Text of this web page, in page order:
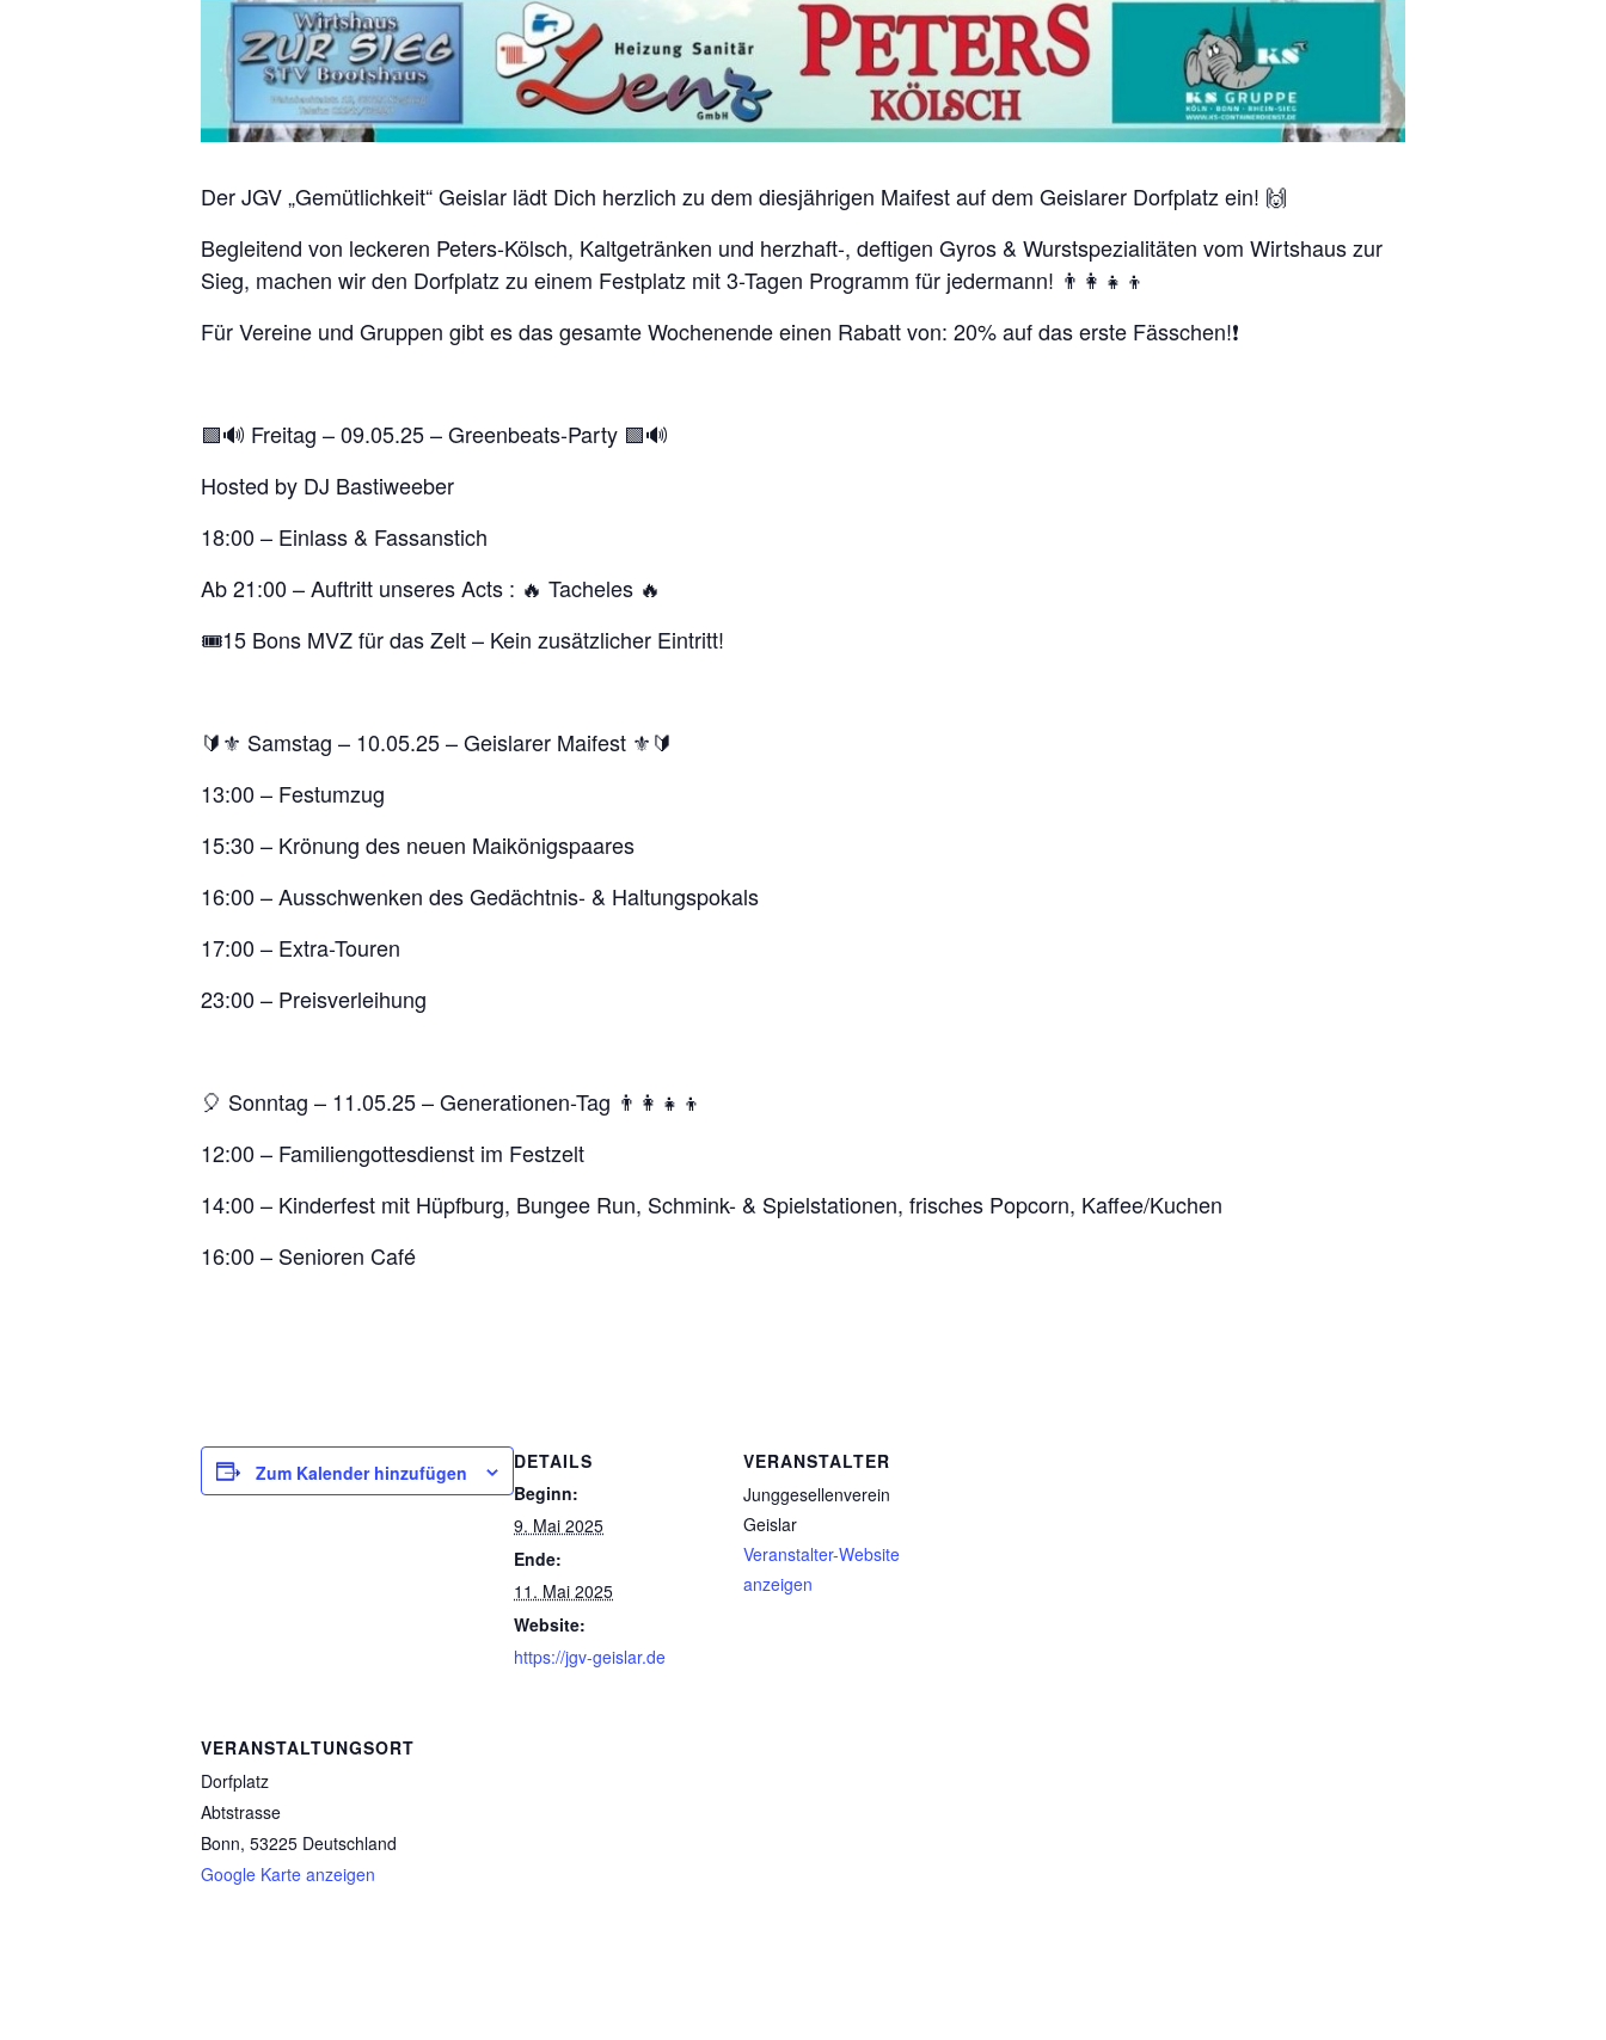
Der JGV „Gemütlichkeit“ Geislar lädt Dich herzlich zu dem diesjährigen Maifest auf dem Geislarer Dorfplatz ein! 🙌
Begleitend von leckeren Peters-Kölsch, Kaltgetränken und herzhaft-, deftigen Gyros & Wurstspezialitäten vom Wirtshaus zur
Sieg, machen wir den Dorfplatz zu einem Festplatz mit 3-Tagen Programm für jedermann! 👨‍👩‍👧‍👦
Für Vereine und Gruppen gibt es das gesamte Wochenende einen Rabatt von: 20% auf das erste Fässchen!❗
🟩🔊 Freitag – 09.05.25 – Greenbeats-Party 🟩🔊
Hosted by DJ Bastiweeber
18:00 – Einlass & Fassanstich
Ab 21:00 – Auftritt unseres Acts : 🔥 Tacheles 🔥
🎟️15 Bons MVZ für das Zelt – Kein zusätzlicher Eintritt!
🔰⚜️ Samstag – 10.05.25 – Geislarer Maifest ⚜️🔰
13:00 – Festumzug
15:30 – Krönung des neuen Maikönigspaares
16:00 – Ausschwenken des Gedächtnis- & Haltungspokals
17:00 – Extra-Touren
23:00 – Preisverleihung
🎈 Sonntag – 11.05.25 – Generationen-Tag 👨‍👩‍👧‍👦
12:00 – Familiengottesdienst im Festzelt
14:00 – Kinderfest mit Hüpfburg, Bungee Run, Schmink- & Spielstationen, frisches Popcorn, Kaffee/Kuchen
16:00 – Senioren Café
Zum Kalender hinzufügen
DETAILS
Beginn:
9. Mai 2025
Ende:
11. Mai 2025
Website:
https://jgv-geislar.de
VERANSTALTER
Junggesellenverein
Geislar
Veranstalter-Website
anzeigen
VERANSTALTUNGSORT
Dorfplatz
Abtstrasse
Bonn, 53225 Deutschland
Google Karte anzeigen